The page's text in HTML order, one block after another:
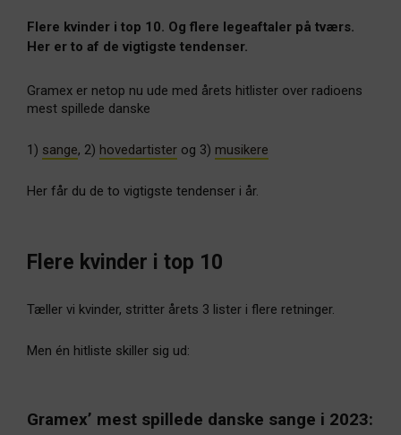
Flere kvinder i top 10. Og flere legeaftaler på tværs.
Her er to af de vigtigste tendenser.
Gramex er netop nu ude med årets hitlister over radioens
mest spillede danske
1) sange, 2) hovedartister og 3) musikere
Her får du de to vigtigste tendenser i år.
Flere kvinder i top 10
Tæller vi kvinder, stritter årets 3 lister i flere retninger.
Men én hitliste skiller sig ud:
Gramex’ mest spillede danske sange i 2023: